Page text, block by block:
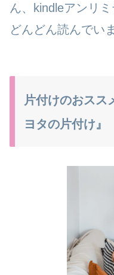
ん、kindleアンリ
どんどん読んでい
片付けのおスス
ヨタの片付け』